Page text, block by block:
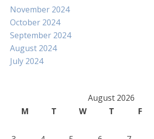
November 2024
October 2024
September 2024
August 2024
July 2024
August 2026
M
T W T F